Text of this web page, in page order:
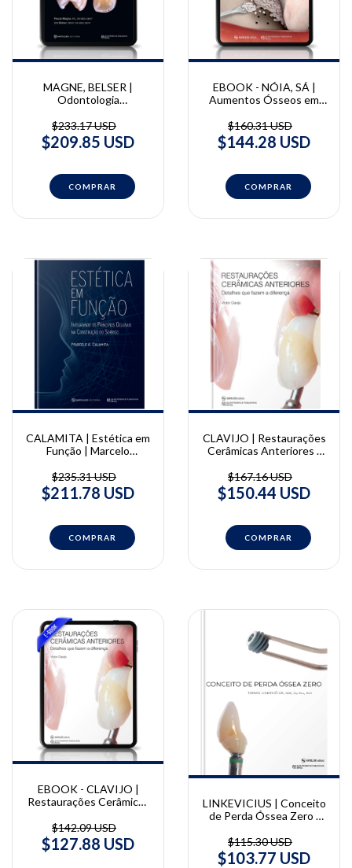
MAGNE, BELSER |
Odontologia
Biomimética - Vol. 1 e 2 |
Pascal Magne e Urs
Belser - (cópia)
$233.17 USD
$209.85 USD
EBOOK - NÓIA, SÁ |
Aumentos Ósseos em
Protocolos de alta
performance e
previsibilidade para o
Nóia e Bruno Sá
$160.31 USD
$144.28 USD
CALAMITA | Estética em
Função | Marcelo
$235.31 USD
$211.78 USD
CLAVIJO | Restaurações
Cerâmicas Anteriores |
$167.16 USD
$150.44 USD
EBOOK - CLAVIJO |
Restaurações Cerâmicas
Clavijo
$142.09 USD
$127.88 USD
LINKEVICIUS | Conceito
de Perda Óssea Zero |
$115.30 USD
$103.77 USD